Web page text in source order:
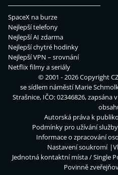
SpaceX na burze
Nejlepší telefony
Nejlepší AI zdarma
Nejlepší chytré hodinky
Nejlepší VPN – srovnání
Netflix filmy a seriály
© 2001 - 2026 Copyright
se sídlem náměstí Marie
Strašnice, IČO: 02346826, zapsána
Autorská práva k
Podmínky pro užívání
Informace o zpracování
Nastavení soukromí
Jednotná kontaktní místa / Single
Povinně